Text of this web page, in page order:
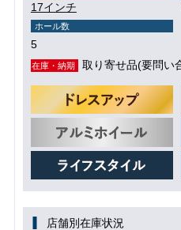
17インチ
ホール数
5
在庫・納期 取り寄せ品(要問い
店舗別在庫状況